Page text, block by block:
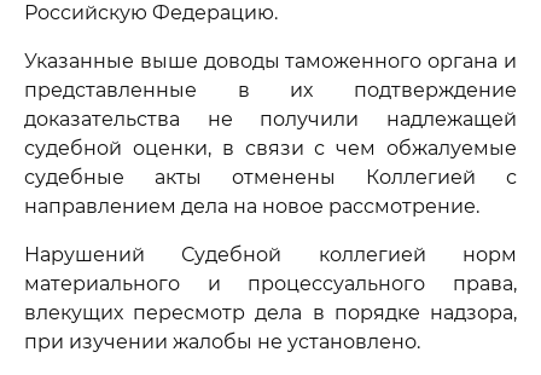
Российскую Федерацию.
Указанные выше доводы таможенного органа и
представленные в их подтверждение
доказательства не получили надлежащей
судебной оценки, в связи с чем обжалуемые
судебные акты отменены Коллегией с
направлением дела на новое рассмотрение.
Нарушений Судебной коллегией норм
материального и процессуального права,
влекущих пересмотр дела в порядке надзора,
при изучении жалобы не установлено.